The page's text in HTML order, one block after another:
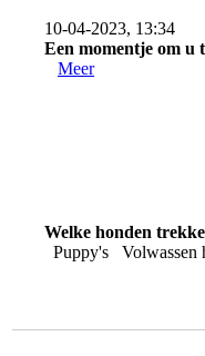
10-04-2023, 13:34
Een momentje om u
Meer
Welke honden
Puppy's
Volwassen